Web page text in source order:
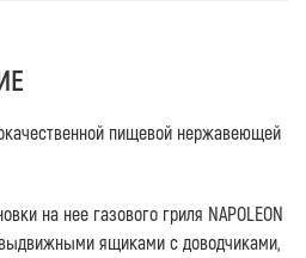
пищевой нержавеющей
на нее газового гриля NAPOLEON
ящиками с доводчиками,